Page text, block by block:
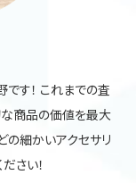
す！ これまでの査
商品の価値を最大
の細かいアクセサリ
さい！